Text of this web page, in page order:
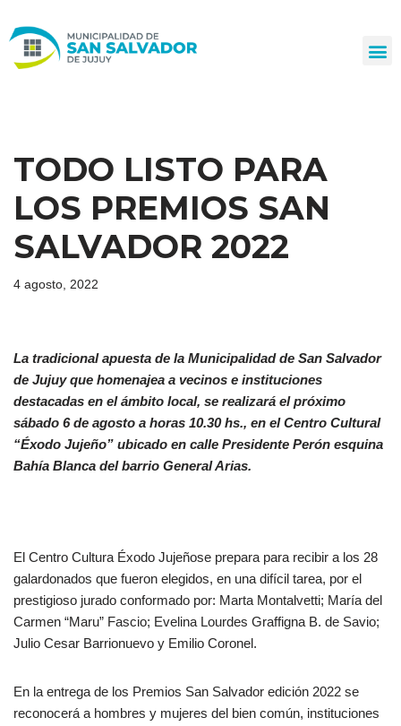
al
TODO LISTO PARA
LOS PREMIOS SAN
SALVADOR 2022
4 agosto, 2022
La tradicional apuesta de la Municipalidad de San Salvador
de Jujuy que homenajea a vecinos e instituciones
destacadas en el ámbito local, se realizará el próximo
sábado 6 de agosto a horas 10.30 hs., en el Centro Cultural
“Éxodo Jujeño” ubicado en calle Presidente Perón esquina
Bahía Blanca del barrio General Arias.
El Centro Cultura Éxodo Jujeñose prepara para recibir a los 28
galardonados que fueron elegidos, en una difícil tarea, por el
prestigioso jurado conformado por: Marta Montalvetti; María del
Carmen “Maru” Fascio; Evelina Lourdes Graffigna B. de Savio;
Julio Cesar Barrionuevo y Emilio Coronel.
En la entrega de los Premios San Salvador edición 2022 se
reconocerá a hombres y mujeres del bien común, instituciones